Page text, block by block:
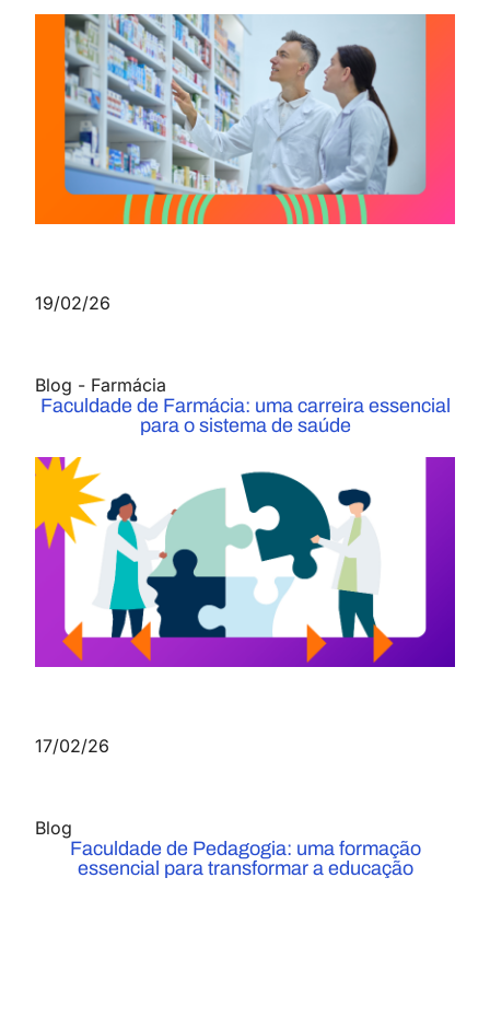
19/02/26
Blog - Farmácia
Faculdade de Farmácia: uma carreira essencial
para o sistema de saúde
17/02/26
Blog
Faculdade de Pedagogia: uma formação
essencial para transformar a educação